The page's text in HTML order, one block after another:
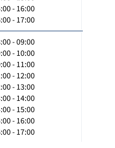
- 16:00
- 17:00
- 09:00
- 10:00
- 11:00
- 12:00
- 13:00
- 14:00
- 15:00
- 16:00
- 17:00